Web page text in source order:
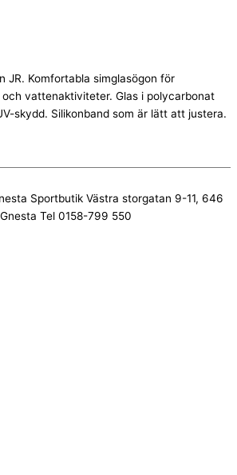
JR. Komfortabla simglasögon för
vattenaktiviteter. Glas i polycarbonat
skydd. Silikonband som är lätt att justera.
Sportbutik Västra storgatan 9-11, 646
Tel 0158-799 550